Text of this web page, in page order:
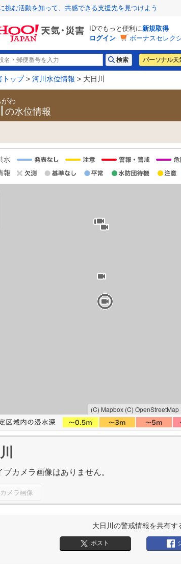
挑む活動を知って、共感できる支援先を見つけよう
IDでもっと便利に新規取得
ログイン
ボーナスセレク
パーソナル天
トップ> 河川水位情報 > 大日川
わ
の水位情報
(C) Mapbox (C) OpenStreetMap
ブカメラ画像はありません。
メラ画像
大日川の警戒情報を共有す
ポスト